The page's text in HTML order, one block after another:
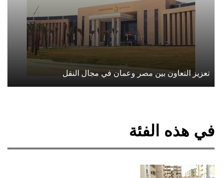
تعزيز التعاون بين مصر وعمان في مجال النقل
في هذه الفئة